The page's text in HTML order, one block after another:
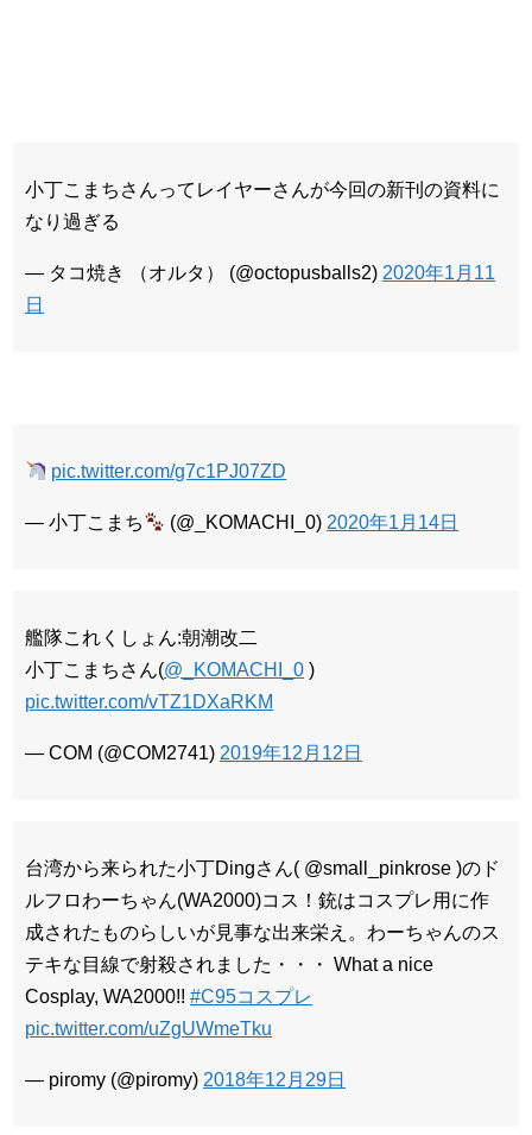
小丁こまちさんってレイヤーさんが今回の新刊の資料に
なり過ぎる
— タコ焼き （オルタ） (@octopusballs2) 2020年1月11
日
pic.twitter.com/g7c1PJ07ZD
— 小丁こまち (@_KOMACHI_0) 2020年1月14日
艦隊これくしょん:朝潮改二
小丁こまちさん(@_KOMACHI_0 )
pic.twitter.com/vTZ1DXaRKM
— COM (@COM2741) 2019年12月12日
台湾から来られた小丁Dingさん( @small_pinkrose )のド
ルフロわーちゃん(WA2000)コス！銃はコスプレ用に作
成されたものらしいが見事な出来栄え。わーちゃんのス
テキな目線で射殺されました・・・ What a nice
Cosplay, WA2000!! #C95コスプレ
pic.twitter.com/uZgUWmeTku
— piromy (@piromy) 2018年12月29日